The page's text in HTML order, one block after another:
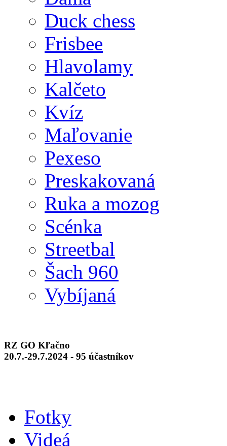
Duck chess
Frisbee
Hlavolamy
Kalčeto
Kvíz
Maľovanie
Pexeso
Preskakovaná
Ruka a mozog
Scénka
Streetbal
Šach 960
Vybíjaná
RZ GO Kľačno
20.7.-29.7.2024 - 95 účastníkov
Fotky
Videá